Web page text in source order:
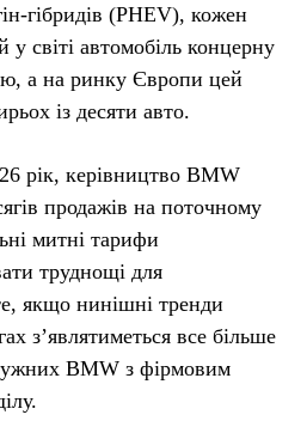
гібридів (PHEV), кожен
у світі автомобіль концерну
а на ринку Європи цей
із десяти авто.
рік, керівництво BMW
продажів на поточному
митні тарифи
труднощі для
якщо нинішні тренди
з’являтиметься все більше
BMW з фірмовим